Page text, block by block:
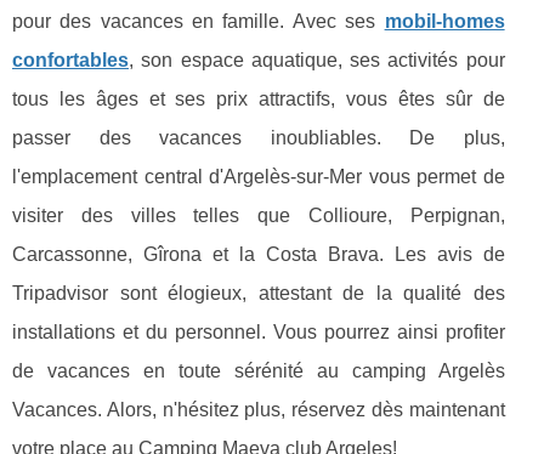
pour des vacances en famille. Avec ses mobil-homes
confortables, son espace aquatique, ses activités pour
tous les âges et ses prix attractifs, vous êtes sûr de
passer des vacances inoubliables. De plus,
l'emplacement central d'Argelès-sur-Mer vous permet de
visiter des villes telles que Collioure, Perpignan,
Carcassonne, Gîrona et la Costa Brava. Les avis de
Tripadvisor sont élogieux, attestant de la qualité des
installations et du personnel. Vous pourrez ainsi profiter
de vacances en toute sérénité au camping Argelès
Vacances. Alors, n'hésitez plus, réservez dès maintenant
votre place au Camping Maeva club Argeles!